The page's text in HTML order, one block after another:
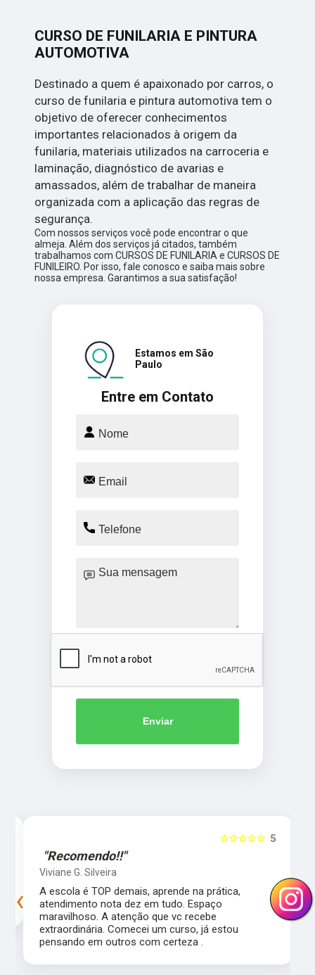
CURSO DE FUNILARIA E PINTURA
AUTOMOTIVA
Destinado a quem é apaixonado por carros, o
curso de funilaria e pintura automotiva tem o
objetivo de oferecer conhecimentos
importantes relacionados à origem da
funilaria, materiais utilizados na carroceria e
laminação, diagnóstico de avarias e
amassados, além de trabalhar de maneira
organizada com a aplicação das regras de
segurança.
Com nossos serviços você pode encontrar o que
almeja. Além dos serviços já citados, também
trabalhamos com CURSOS DE FUNILARIA e CURSOS DE
FUNILEIRO. Por isso, fale conosco e saiba mais sobre
nossa empresa. Garantimos a sua satisfação!
Entre em Contato
Estamos em São
Paulo
Enviar
5
☆☆☆☆☆
"Recomendo!!"
Viviane G. Silveira
A escola é TOP demais, aprende na prática,
atendimento nota dez em tudo. Espaço
maravilhoso. A atenção que vc recebe
extraordinária. Comecei um curso, já estou
pensando em outros com certeza .
‹ ›